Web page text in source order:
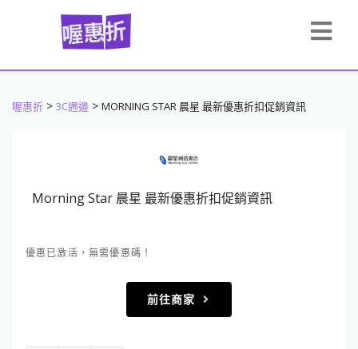
喔惠折 > 3C週邊 > MORNING STAR 晨星 最新優惠折扣促銷資訊
Morning Star 晨星 最新優惠折扣促銷資訊
優惠已激活，無需優惠碼！
前往商家